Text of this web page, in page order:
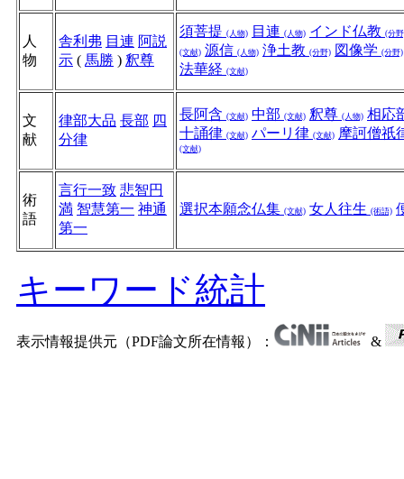
人
物
舎利弗 目連 阿説
示 ( 馬勝 ) 釈尊
須菩提 (人物) 目連 (人物) インド仏教 (分
(文献) 源信 (人物) 浄土教 (分野) 図像学 (分野)
法華経 (文献)
文
献
律部大品 長部 四
分律
長阿含 (文献) 中部 (文献) 釈尊 (人物) 相応
十誦律 (文献) パーリ律 (文献) 摩訶僧祇
(文献)
術
語
言行一致 悲智円
満 智慧第一 神通
第一
選択本願念仏集 (文献) 女人往生 (術語)
キーワード統計
表示情報提供元（PDF論文所在情報）： &